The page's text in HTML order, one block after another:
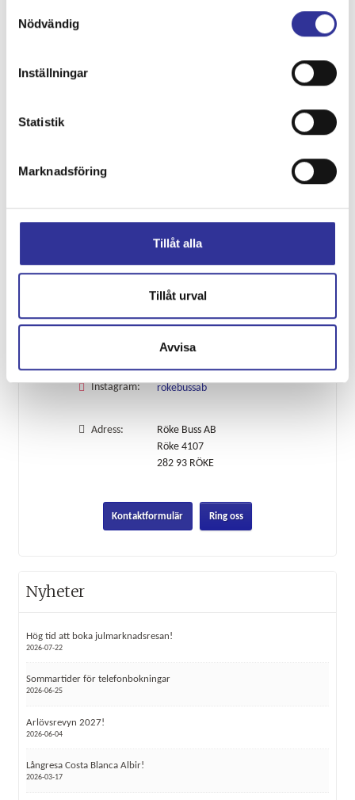
Nödvändig
Inställningar
Statistik
Marknadsföring
Tillåt alla
Tillåt urval
Avvisa
från 650:-
18/8
från 650:-
E-post: info@rokebuss.se
Instagram: rokebussab
Adress:
Röke Buss AB
Röke 4107
282 93 RÖKE
Kontaktformulär Ring oss
Nyheter
Hög tid att boka julmarknadsresan!
2026-07-22
Sommartider för telefonbokningar
2026-06-25
Arlövsrevyn 2027!
2026-06-04
Långresa Costa Blanca Albir!
2026-03-17